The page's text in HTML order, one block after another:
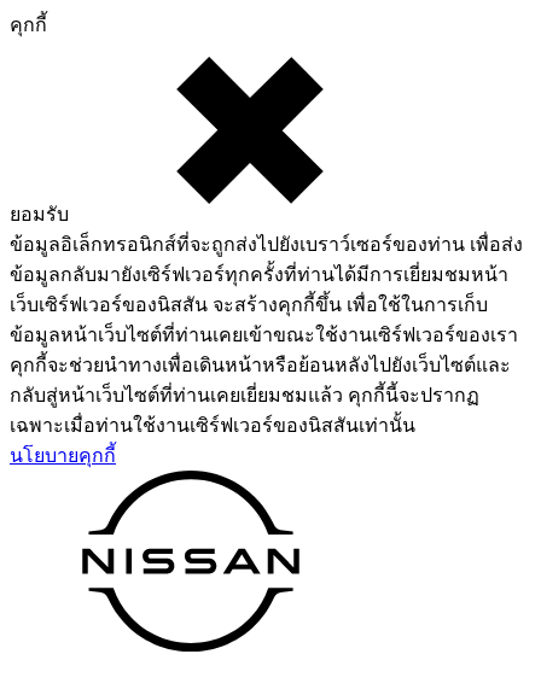
คุกกี้
ยอมรับ
ข้อมูลอิเล็กทรอนิกส์ที่จะถูกส่งไปยังเบราว์เซอร์ของท่าน เพื่อส่ง
ข้อมูลกลับมายังเซิร์ฟเวอร์ทุกครั้งที่ท่านได้มีการเยี่ยมชมหน้า
เว็บเซิร์ฟเวอร์ของนิสสัน จะสร้างคุกกี้ขึ้น เพื่อใช้ในการเก็บ
ข้อมูลหน้าเว็บไซต์ที่ท่านเคยเข้าขณะใช้งานเซิร์ฟเวอร์ของเรา
คุกกี้จะช่วยนำทางเพื่อเดินหน้าหรือย้อนหลังไปยังเว็บไซต์และ
กลับสู่หน้าเว็บไซต์ที่ท่านเคยเยี่ยมชมแล้ว คุกกี้นี้จะปรากฏ
เฉพาะเมื่อท่านใช้งานเซิร์ฟเวอร์ของนิสสันเท่านั้น
นโยบายคุกกี้